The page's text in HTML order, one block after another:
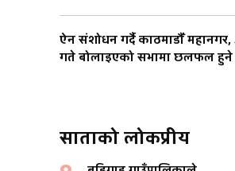
ऐन संशोधन गर्दै काठमाडौँ
गते बोलाइएको सभामा छलफल हुने
साताको लोकप्रीय